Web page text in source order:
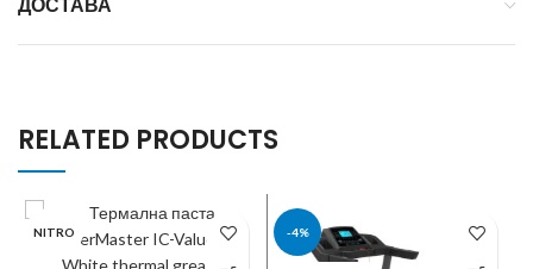
RELATED PRODUCTS
NITRO -4%